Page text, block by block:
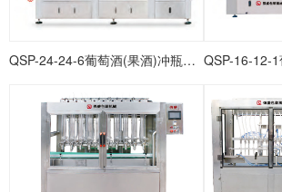
QSP-24-24-6葡萄酒(果酒)冲瓶灌装打塞联体机